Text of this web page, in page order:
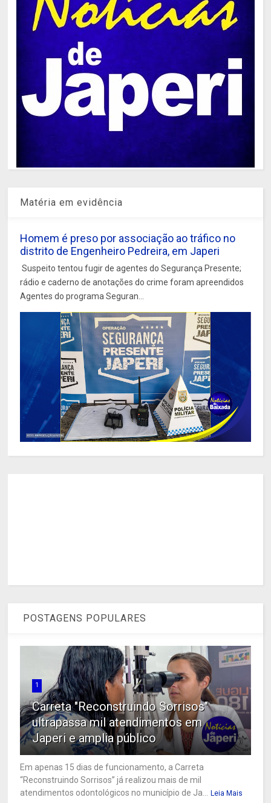
Matéria em evidência
Homem é preso por associação ao tráfico no
distrito de Engenheiro Pedreira, em Japeri
Suspeito tentou fugir de agentes do Segurança Presente;
rádio e caderno de anotações do crime foram apreendidos
Agentes do programa Seguran...
POSTAGENS POPULARES
1
Carreta "Reconstruindo Sorrisos"
ultrapassa mil atendimentos em
Japeri e amplia público
Em apenas 15 dias de funcionamento, a Carreta
“Reconstruindo Sorrisos” já realizou mais de mil
atendimentos odontológicos no município de Ja...
Leia Mais